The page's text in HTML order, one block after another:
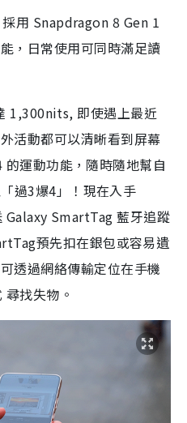
用 Snapdragon 8 Gen 1
，日常使用可同時滿足讀
1,300nits, 即使遇上最近
活動都可以清晰看到屏幕
運動功能，隨時隨地幫自
過3爆4」！現在入手
Galaxy SmartTag 藍牙追蹤
預先扣在銀包或容易遺
透過網絡傳輸定位在手機
找失物。